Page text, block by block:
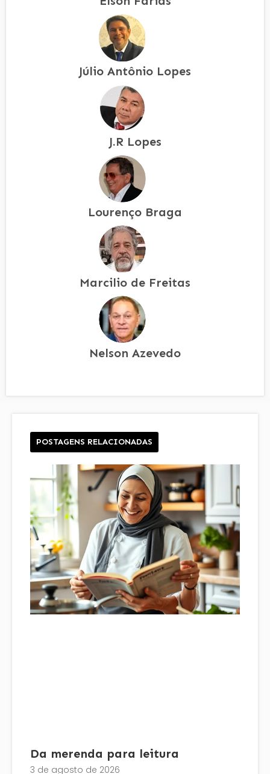
Júlio Antônio Lopes
J.R Lopes
Lourenço Braga
Marcilio de Freitas
Nelson Azevedo
POSTAGENS RELACIONADAS
Da merenda para leitura
3 de agosto de 2026